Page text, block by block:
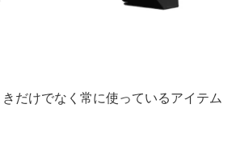
だけでなく常に使っているアイテム